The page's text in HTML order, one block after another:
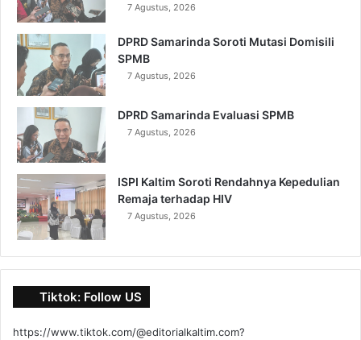
7 Agustus, 2026
DPRD Samarinda Soroti Mutasi Domisili
SPMB
7 Agustus, 2026
DPRD Samarinda Evaluasi SPMB
7 Agustus, 2026
ISPI Kaltim Soroti Rendahnya Kepedulian
Remaja terhadap HIV
7 Agustus, 2026
Tiktok: Follow US
https://www.tiktok.com/@editorialkaltim.com?